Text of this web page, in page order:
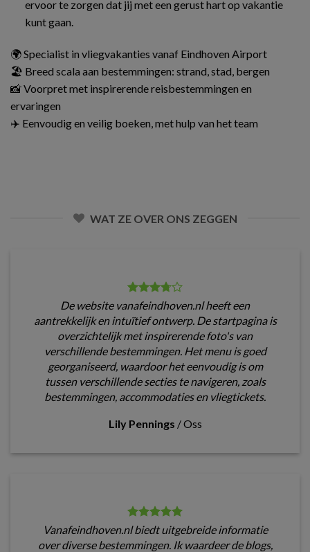
ervoor te zorgen dat jij met een gerust hart op vakantie
kunt gaan.
🌍 Specialist in vliegvakanties vanaf Eindhoven Airport
🏖️ Breed scala aan bestemmingen: strand, stad, bergen
📸 Voorpret met inspirerende reisbestemmingen en
ervaringen
✈️ Eenvoudig en veilig boeken, met hulp van het team
WAT ZE OVER ONS ZEGGEN
De website vanafeindhoven.nl heeft een
aantrekkelijk en intuïtief ontwerp. De startpagina is
overzichtelijk met inspirerende foto's van
verschillende bestemmingen. Het menu is goed
georganiseerd, waardoor het eenvoudig is om
tussen verschillende secties te navigeren, zoals
bestemmingen, accommodaties en vliegtickets.
Lily Pennings /Oss
Vanafeindhoven.nl biedt uitgebreide informatie
over diverse bestemmingen. Ik waardeer de blogs,